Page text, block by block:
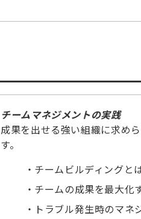
チームマネジメントの実践
成果を出せる強い組織に求め
す。
チームビルディングと
チームの成果を最大化
トラブル発生時のマネ